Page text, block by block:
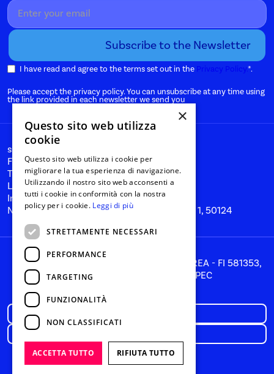
I have read and agree to the terms set out in the Privacy Policy.*.
Please accept the privacy policy. You can unsubscribe at any time using
the link provided in each newsletter we send you
start@nanabianca.it
Facebook
Twitter
Linkedin
Instagram
Nana Bianca SRL, Florence, Via del Tiratoio 1, 50124
PIVA 05866260481, CCIIA 05866260481, REA - FI 581353,
Share Capital: € 85.716,00 i.v., PEC
×
Questo sito web utilizza
cookie
Questo sito web utilizza i cookie per
migliorare la tua esperienza di navigazione.
Utilizzando il nostro sito web acconsenti a
tutti i cookie in conformità con la nostra
policy per i cookie. Leggi di più
STRETTAMENTE NECESSARI
PERFORMANCE
TARGETING
FUNZIONALITÀ
NON CLASSIFICATI
ACCETTA TUTTO RIFIUTA TUTTO